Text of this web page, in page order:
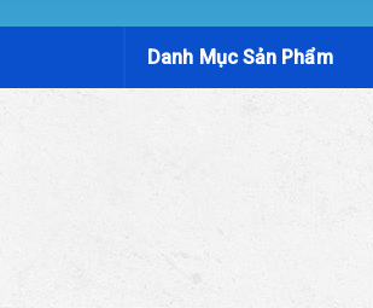
Danh Mục Sản Phẩm